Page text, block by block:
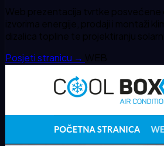
Web prezentacija tvrtke posvećene
izvorima energije, prodaji i montaži
dizalica topline te projektiranju
Posjeti stranicu → WEB